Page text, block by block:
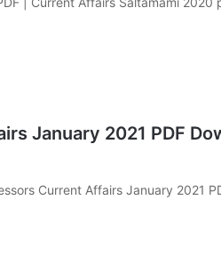
2021 PDF
Affairs January 2021 PDF